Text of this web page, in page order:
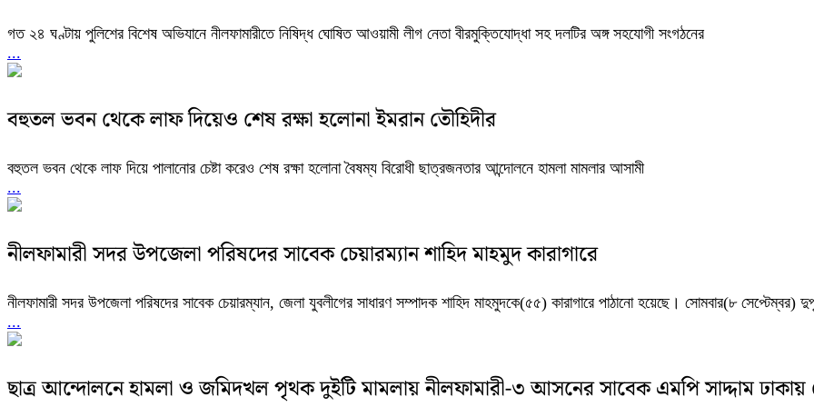
গত ২৪ ঘণ্টায় পুলিশের বিশেষ অভিযানে নীলফামারীতে নিষিদ্ধ ঘোষিত আওয়ামী লীগ নেতা বীরমুক্তিযোদ্ধা সহ দলটির অঙ্গ সহযোগী সংগঠনের
...
বহুতল ভবন থেকে লাফ দিয়েও শেষ রক্ষা হলোনা ইমরান তৌহিদীর
বহুতল ভবন থেকে লাফ দিয়ে পালানোর চেষ্টা করেও শেষ রক্ষা হলোনা বৈষম্য বিরোধী ছাত্রজনতার আন্দোলনে হামলা মামলার আসামী
...
নীলফামারী সদর উপজেলা পরিষদের সাবেক চেয়ারম্যান শাহিদ মাহমুদ কারাগারে
নীলফামারী সদর উপজেলা পরিষদের সাবেক চেয়ারম্যান, জেলা যুবলীগের সাধারণ সম্পাদক শাহিদ মাহমুদকে(৫৫) কারাগারে পাঠানো হয়েছে। সোমবার(৮ সেপ্টেম্বর)
...
ছাত্র আন্দোলনে হামলা ও জমিদখল পৃথক দুইটি মামলায় নীলফামারী-৩ আসনের সাবেক এমপি সাদ্দাম ঢাকায়